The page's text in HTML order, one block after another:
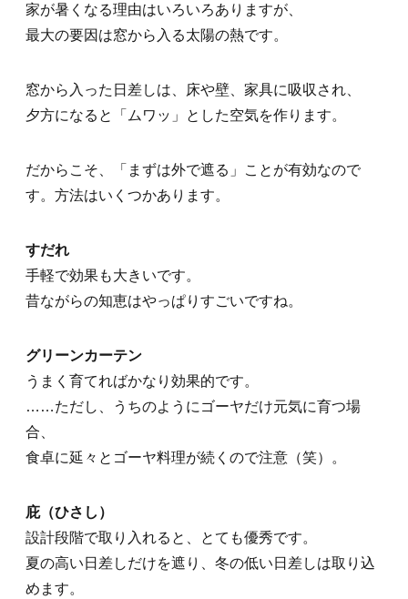
家が暑くなる理由はいろいろありますが、
最大の要因は窓から入る太陽の熱です。
窓から入った日差しは、床や壁、家具に吸収され、
夕方になると「ムワッ」とした空気を作ります。
だからこそ、「まずは外で遮る」ことが有効なので
す。方法はいくつかあります。
すだれ
手軽で効果も大きいです。
昔ながらの知恵はやっぱりすごいですね。
グリーンカーテン
うまく育てればかなり効果的です。
……ただし、うちのようにゴーヤだけ元気に育つ場
合、
食卓に延々とゴーヤ料理が続くので注意（笑）。
庇（ひさし）
設計段階で取り入れると、とても優秀です。
夏の高い日差しだけを遮り、冬の低い日差しは取り込
めます。